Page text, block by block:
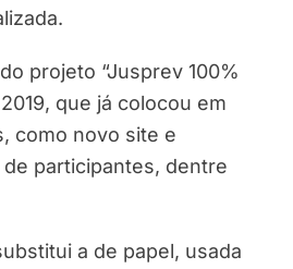
projeto “Jusprev 100%
que já colocou em
como novo site e
participantes, dentre
a de papel, usada